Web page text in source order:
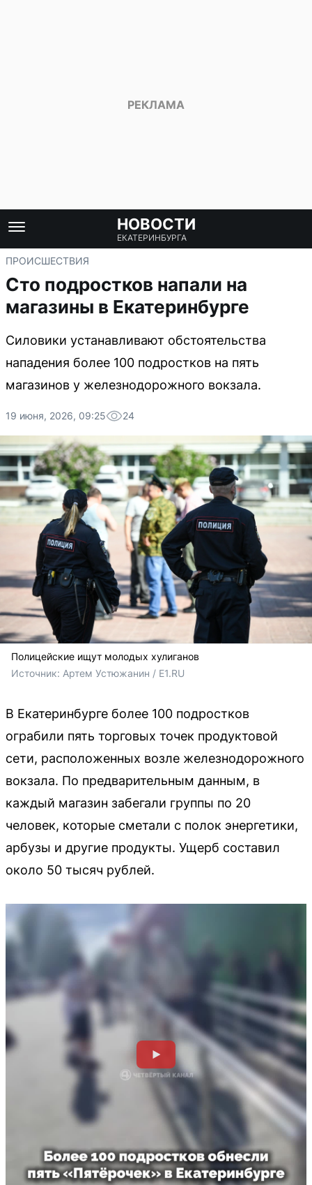
НОВОСТИ
ЕКАТЕРИНБУРГА
ПРОИСШЕСТВИЯ
Сто подростков напали на
магазины в Екатеринбурге
Силовики устанавливают обстоятельства
нападения более 100 подростков на пять
магазинов у железнодорожного вокзала.
19 июня, 2026, 09:25 24
Полицейские ищут молодых хулиганов
Источник: Артем Устюжанин / E1.RU
В Екатеринбурге более 100 подростков
ограбили пять торговых точек продуктовой
сети, расположенных возле железнодорожного
вокзала. По предварительным данным, в
каждый магазин забегали группы по 20
человек, которые сметали с полок энергетики,
арбузы и другие продукты. Ущерб составил
около 50 тысяч рублей.